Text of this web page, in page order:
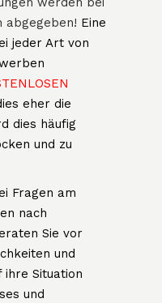
abgegeben! Eine
jeder Art von
eher die
dies häufig
und zu
Fragen am
nach
Sie vor
und
Situation
und